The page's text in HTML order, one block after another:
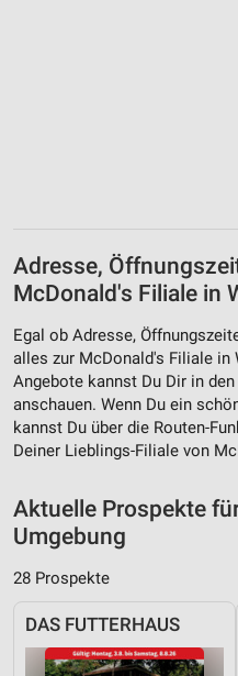
Adresse,
McDonald's Filiale in
Egal ob Adresse,
alles zur McDonald's Filiale in
Angebote kannst Du Dir in
anschauen. Wenn Du ein
kannst Du über die Routen-
Deiner Lieblings-Filiale von
Aktuelle Prospekte
Umgebung
28 Prospekte
DAS FUTTERHAUS